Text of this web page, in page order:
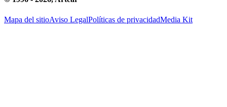
Mapa del sitioAviso LegalPolíticas de privacidadMedia Kit